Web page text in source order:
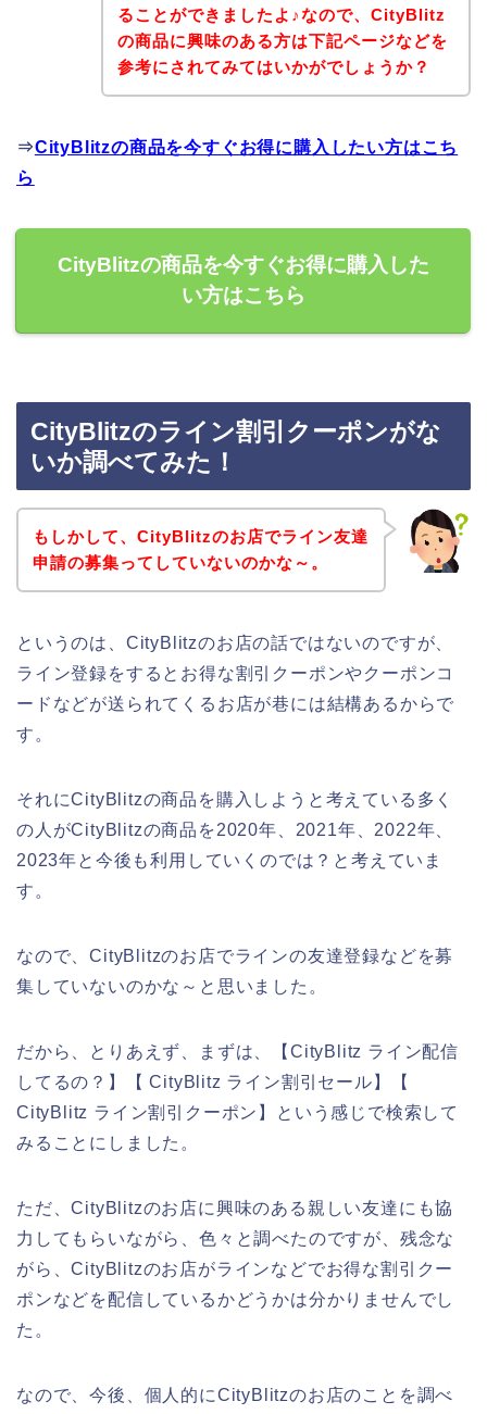
ることができましたよ♪なので、CityBlitz
の商品に興味のある方は下記ページなどを
参考にされてみてはいかがでしょうか？
⇒CityBlitzの商品を今すぐお得に購入したい方はこち
ら
CityBlitzの商品を今すぐお得に購入した
い方はこちら
CityBlitzのライン割引クーポンがな
いか調べてみた！
もしかして、CityBlitzのお店でライン友達
申請の募集ってしていないのかな～。
というのは、CityBlitzのお店の話ではないのですが、
ライン登録をするとお得な割引クーポンやクーポンコ
ードなどが送られてくるお店が巷には結構あるからで
す。
それにCityBlitzの商品を購入しようと考えている多く
の人がCityBlitzの商品を2020年、2021年、2022年、
2023年と今後も利用していくのでは？と考えていま
す。
なので、CityBlitzのお店でラインの友達登録などを募
集していないのかな～と思いました。
だから、とりあえず、まずは、【CityBlitz ライン配信
してるの？】【 CityBlitz ライン割引セール】【
CityBlitz ライン割引クーポン】という感じで検索して
みることにしました。
ただ、CityBlitzのお店に興味のある親しい友達にも協
力してもらいながら、色々と調べたのですが、残念な
がら、CityBlitzのお店がラインなどでお得な割引クー
ポンなどを配信しているかどうかは分かりませんでし
た。
なので、今後、個人的にCityBlitzのお店のことを調べ